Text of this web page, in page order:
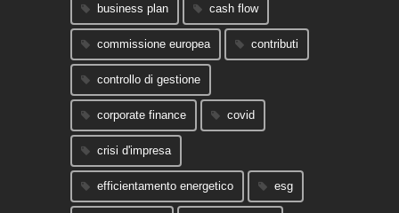
business plan cash flow
commissione europea contributi
controllo di gestione
corporate finance covid
crisi d'impresa
efficientamento energetico esg